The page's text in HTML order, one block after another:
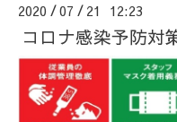
2020 /07 / 21 12:23
コロナ感染予防対